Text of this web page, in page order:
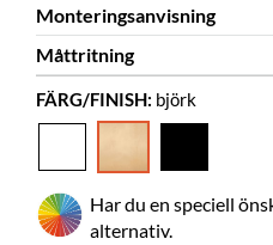
Djup
482 mm
Höjd
Färg
akryl
Behöver
montering
ja
2D/3D
Monteringsanvisning
Monteringsanvisning
Måttritning
Måttritning
FÄRG/FINISH: björk
Har du en speciell
alternativ.